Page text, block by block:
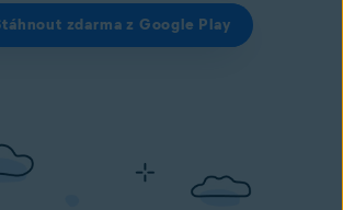
zdarma z Google Play